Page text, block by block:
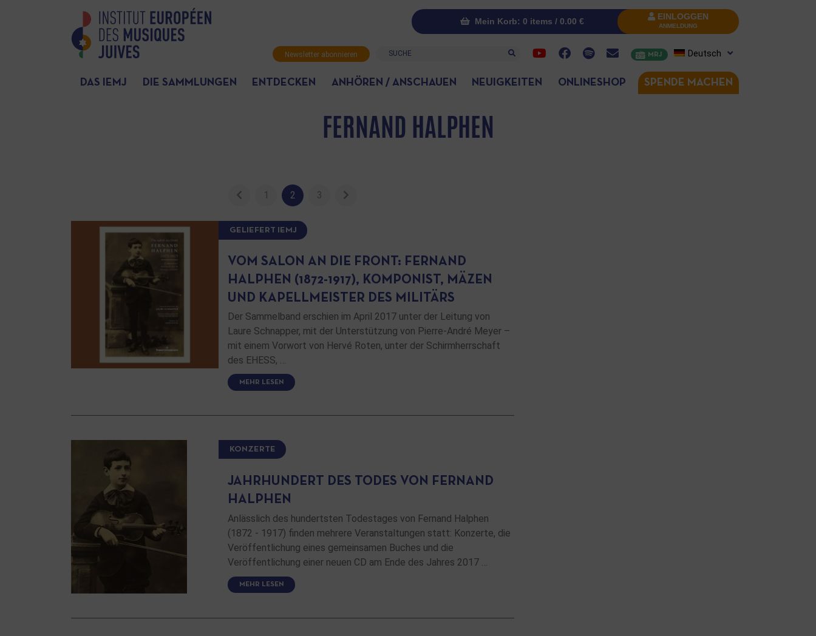
Mein Korb: 0 items / 0.00 € EINLOGGEN
ANMELDUNG
Newsletter abonnieren Suche MRJ Deutsch
DAS IEMJ DIE SAMMLUNGEN ENTDECKEN ANHÖREN / ANSCHAUEN NEUIGKEITEN ONLINESHOP SPENDE MACHEN
FERNAND HALPHEN
1 2 3
GELIEFERT IEMJ
VOM SALON AN DIE FRONT: FERNAND
HALPHEN (1872-1917), KOMPONIST, MÄZEN
UND KAPELLMEISTER DES MILITÄRS
Der Sammelband erschien im April 2017 unter der Leitung von
Laure Schnapper, mit der Unterstützung von Pierre-André Meyer –
mit einem Vorwort von Hervé Roten, unter der Schirmherrschaft
des EHESS, …
MEHR LESEN
KONZERTE
JAHRHUNDERT DES TODES VON FERNAND
HALPHEN
Anlässlich des hundertsten Todestages von Fernand Halphen
(1872 - 1917) finden mehrere Veranstaltungen statt: Konzerte, die
Veröffentlichung eines gemeinsamen Buches und die
Veröffentlichung einer neuen CD am Ende des Jahres 2017 …
MEHR LESEN